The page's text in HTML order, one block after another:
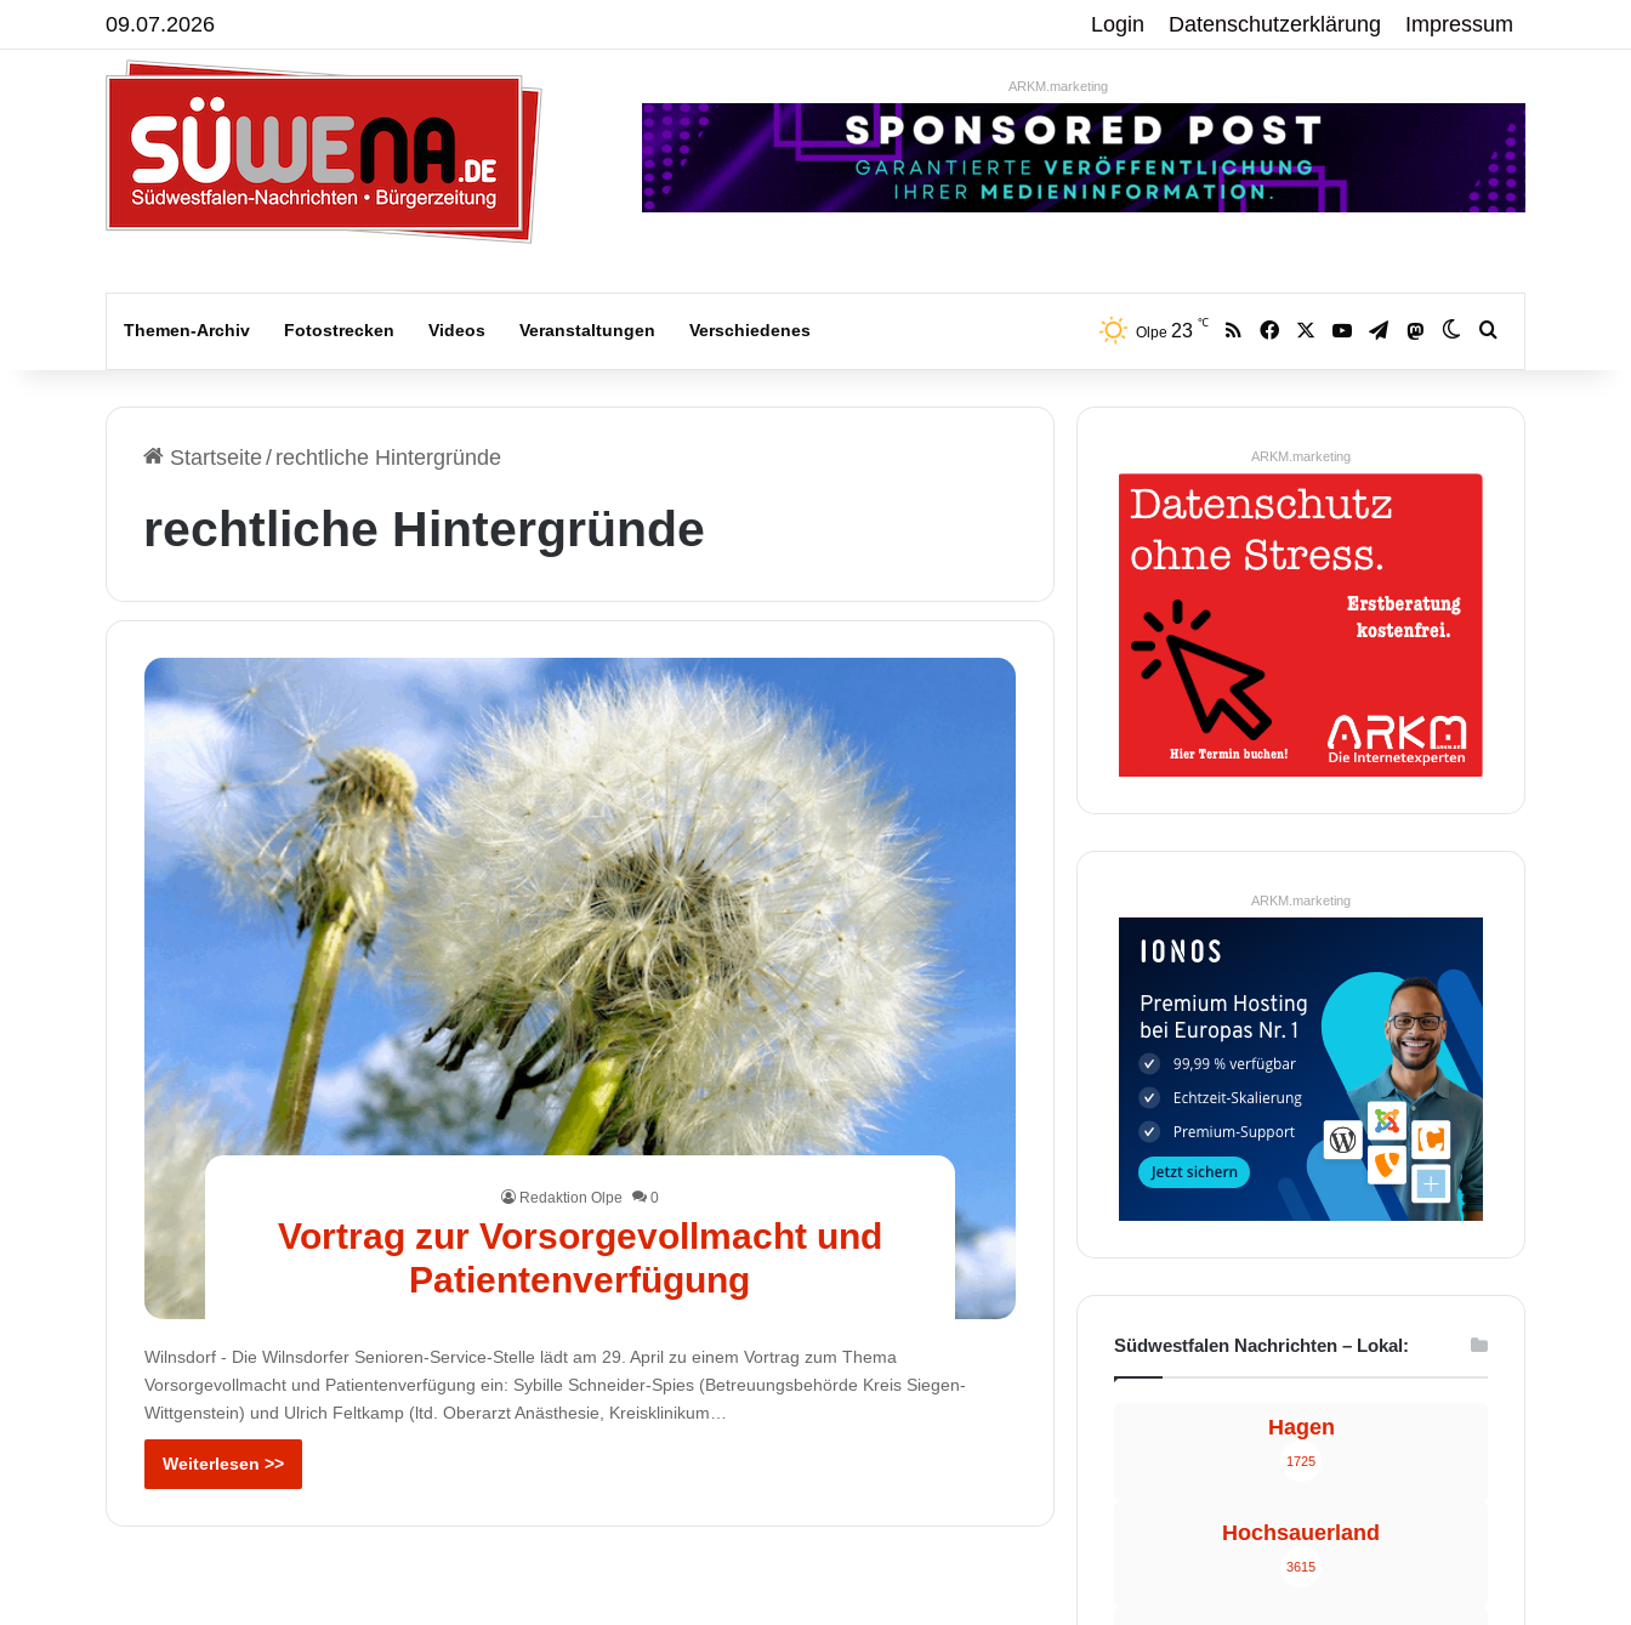
09.07.2026 Login Datenschutzerklärung Impressum
ARKM.marketing
Themen-Archiv Fotostrecken Videos Veranstaltungen Verschiedenes Olpe 23 ℃ RSS Facebook YouTubeTelegramMastodonSkin umschalten
Startseite/ rechtliche Hintergründe
rechtliche Hintergründe
Redaktion Olpe 0
Vortrag zur Vorsorgevollmacht und
Patientenverfügung
Wilnsdorf - Die Wilnsdorfer Senioren-Service-Stelle lädt am 29. April zu einem Vortrag zum Thema
Vorsorgevollmacht und Patientenverfügung ein: Sybille Schneider-Spies (Betreuungsbehörde Kreis Siegen-
Wittgenstein) und Ulrich Feltkamp (ltd. Oberarzt Anästhesie, Kreisklinikum…
Weiterlesen >>
ARKM.marketing
ARKM.marketing
Südwestfalen Nachrichten – Lokal:
Hagen
1725
Hochsauerland
3615